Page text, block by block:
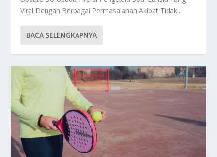
Viral Dengan Berbagai Permasalahan Akibat Tidak...
BACA SELENGKAPNYA